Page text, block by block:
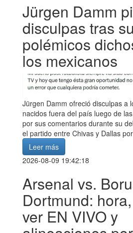
Jürgen Damm
disculpas tras
polémicos
los mexicanos
Jürgen Damm ofreció disculpas a
nacidos fuera del país luego de
por sus comentarios durante su
el partido entre Chivas y Dallas
Leer más
2026-08-09 19:42:18
Arsenal vs.
Dortmund:
ver EN VIVO y